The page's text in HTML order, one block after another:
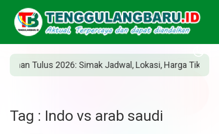
Tulus 2026: Simak Jadwal, Lokasi, Harga Tiket, dan
Tag : Indo vs arab saudi